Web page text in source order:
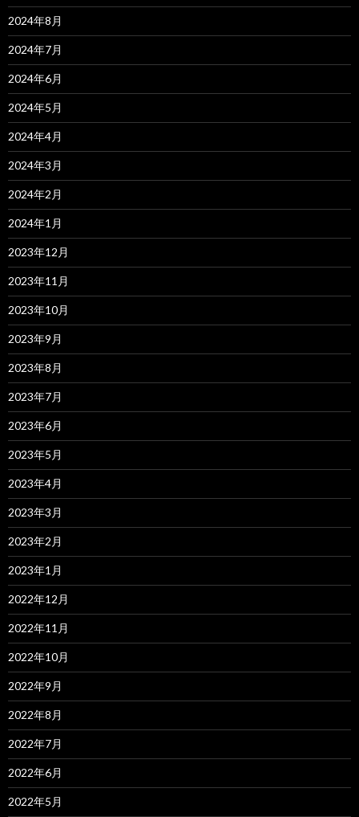
2024年8月
2024年7月
2024年6月
2024年5月
2024年4月
2024年3月
2024年2月
2024年1月
2023年12月
2023年11月
2023年10月
2023年9月
2023年8月
2023年7月
2023年6月
2023年5月
2023年4月
2023年3月
2023年2月
2023年1月
2022年12月
2022年11月
2022年10月
2022年9月
2022年8月
2022年7月
2022年6月
2022年5月